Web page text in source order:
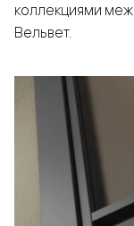
коллекциями
Вельвет.